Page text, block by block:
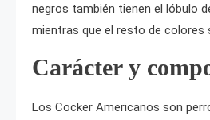
negros también tienen el lóbulo
mientras que el resto de colores
Carácter y
Los Cocker Americanos son